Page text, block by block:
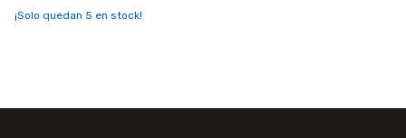
¡Solo quedan 5 en stock!